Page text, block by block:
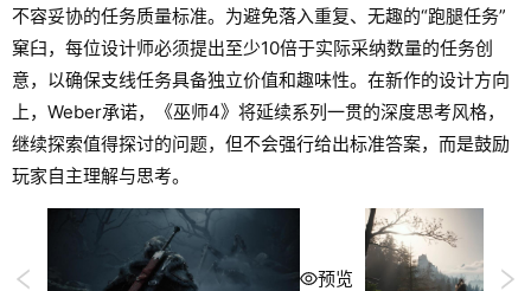
不容妥协的任务质量标准。为避免落入重复、无趣的“跑腿任务”
窠臼，每位设计师必须提出至少10倍于实际采纳数量的任务创
意，以确保支线任务具备独立价值和趣味性。在新作的设计方向
上，Weber承诺，《巫师4》将延续系列一贯的深度思考风格，
继续探索值得探讨的问题，但不会强行给出标准答案，而是鼓励
玩家自主理解与思考。
预览